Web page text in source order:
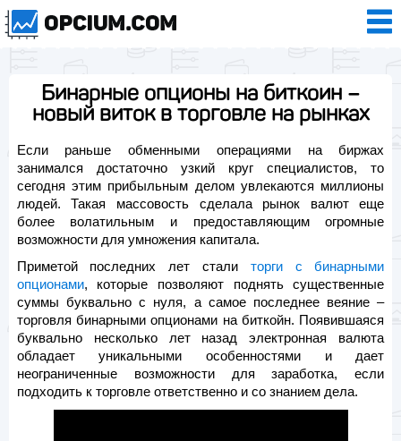
Бинарные опционы на биткоин –
новый виток в торговле на рынках
Если раньше обменными операциями на биржах
занимался достаточно узкий круг специалистов, то
сегодня этим прибыльным делом увлекаются миллионы
людей. Такая массовость сделала рынок валют еще
более волатильным и предоставляющим огромные
возможности для умножения капитала.
Приметой последних лет стали торги с бинарными
опционами, которые позволяют поднять существенные
суммы буквально с нуля, а самое последнее веяние –
торговля бинарными опционами на биткойн. Появившаяся
буквально несколько лет назад электронная валюта
обладает уникальными особенностями и дает
неограниченные возможности для заработка, если
подходить к торговле ответственно и со знанием дела.